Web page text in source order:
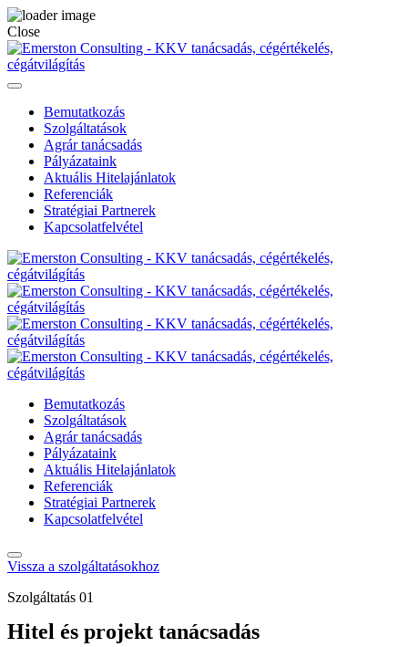
Close
Bemutatkozás
Szolgáltatások
Agrár tanácsadás
Pályázataink
Aktuális Hitelajánlatok
Referenciák
Stratégiai Partnerek
Kapcsolatfelvétel
Bemutatkozás
Szolgáltatások
Agrár tanácsadás
Pályázataink
Aktuális Hitelajánlatok
Referenciák
Stratégiai Partnerek
Kapcsolatfelvétel
Vissza a szolgáltatásokhoz
Szolgáltatás 01
Hitel és projekt tanácsadás